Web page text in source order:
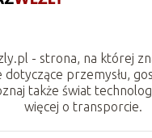
- strona, na której
przemysłu,
także świat
więcej o transporcie.